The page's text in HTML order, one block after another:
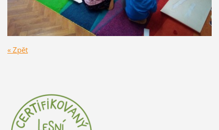
« Zpět